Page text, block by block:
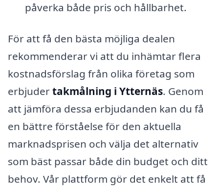
påverka både pris och hållbarhet.
För att få den bästa möjliga dealen
rekommenderar vi att du inhämtar flera
kostnadsförslag från olika företag som
erbjudertakmålning i Ytternäs. Genom
att jämföra dessa erbjudanden kan du få
en bättre förståelse för den aktuella
marknadsprisen och välja det alternativ
som bäst passar både din budget och ditt
behov. Vår plattform gör det enkelt att få